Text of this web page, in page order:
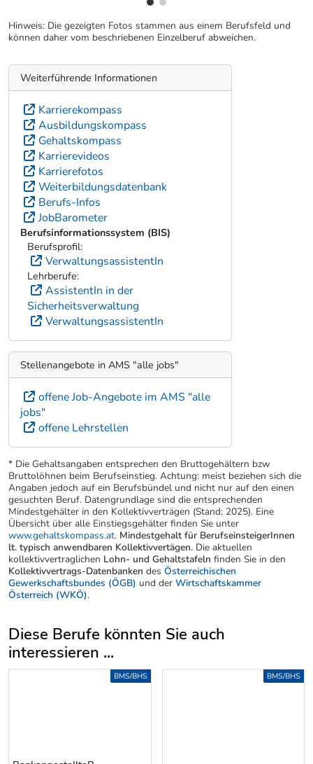
Hinweis: Die gezeigten Fotos stammen aus einem Berufsfeld und
können daher vom beschriebenen Einzelberuf abweichen.
Weiterführende Informationen
Karrierekompass
Ausbildungskompass
Gehaltskompass
Karrierevideos
Karrierefotos
Weiterbildungsdatenbank
Berufs-Infos
JobBarometer
Berufsinformationssystem (BIS)
Berufsprofil:
VerwaltungsassistentIn
Lehrberufe:
AssistentIn in der
Sicherheitsverwaltung
VerwaltungsassistentIn
Stellenangebote in AMS "alle jobs"
offene Job-Angebote im AMS "alle
jobs"
offene Lehrstellen
* Die Gehaltsangaben entsprechen den Bruttogehältern bzw
Bruttolöhnen beim Berufseinstieg. Achtung: meist beziehen sich die
Angaben jedoch auf ein Berufsbündel und nicht nur auf den einen
gesuchten Beruf. Datengrundlage sind die entsprechenden
Mindestgehälter in den Kollektivverträgen (Stand: 2025). Eine
Übersicht über alle Einstiegsgehälter finden Sie unter
www.gehaltskompass.at. Mindestgehalt für BerufseinsteigerInnen
lt. typisch anwendbaren Kollektivvertägen. Die aktuellen
kollektivvertraglichen Lohn- und Gehaltstafeln finden Sie in den
Kollektivvertrags-Datenbanken des Österreichischen
Gewerkschaftsbundes (ÖGB) und der Wirtschaftskammer
Österreich (WKÖ).
Diese Berufe könnten Sie auch
interessieren ...
Uber weitere Berufsvorschläge
BMS/BHS BMS/BHS